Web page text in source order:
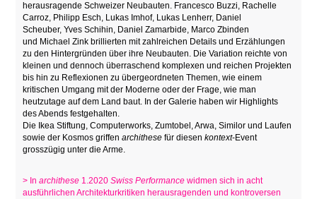
herausragende Schweizer Neubauten. Francesco Buzzi, Rachelle
Carroz, Philipp Esch, Lukas Imhof, Lukas Lenherr, Daniel
Scheuber, Yves Schihin, Daniel Zamarbide, Marco Zbinden
und Michael Zink brillierten mit zahlreichen Details und Erzählungen
zu den Hintergründen über ihre Neubauten. Die Variation reichte von
kleinen und dennoch überraschend komplexen und reichen Projekten
bis hin zu Reflexionen zu übergeordneten Themen, wie einem
kritischen Umgang mit der Moderne oder der Frage, wie man
heutzutage auf dem Land baut. In der Galerie haben wir Highlights
des Abends festgehalten.
Die Ikea Stiftung, Computerworks, Zumtobel, Arwa, Similor und Laufen
sowie der Kosmos griffenarchithese für diesenkontext-Event
grosszügig unter die Arme.
> Inarchithese 1.2020Swiss Performance widmen sich in acht
ausführlichen Architekturkritiken herausragenden und kontroversen